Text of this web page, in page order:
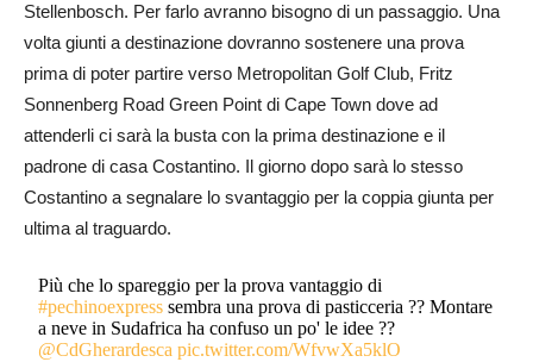
Stellenbosch. Per farlo avranno bisogno di un passaggio. Una
volta giunti a destinazione dovranno sostenere una prova
prima di poter partire verso Metropolitan Golf Club, Fritz
Sonnenberg Road Green Point di Cape Town dove ad
attenderli ci sarà la busta con la prima destinazione e il
padrone di casa Costantino. Il giorno dopo sarà lo stesso
Costantino a segnalare lo svantaggio per la coppia giunta per
ultima al traguardo.
Più che lo spareggio per la prova vantaggio di
#pechinoexpress sembra una prova di pasticceria ?? Montare
a neve in Sudafrica ha confuso un po' le idee ??
@CdGherardesca pic.twitter.com/WfvwXa5klO